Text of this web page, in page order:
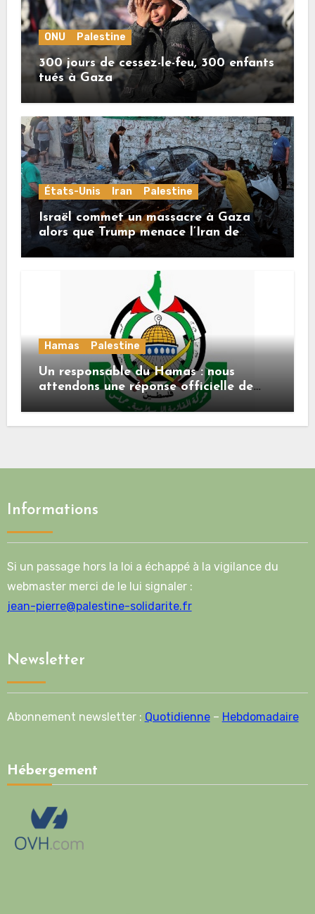
ONU Palestine
300 jours de cessez-le-feu, 300 enfants
tués à Gaza
États-Unis Iran Palestine
Israël commet un massacre à Gaza
alors que Trump menace l’Iran de
«décapitation»
Hamas Palestine
Un responsable du Hamas : nous
attendons une réponse officielle de
Mladenov concernant la feuille de
route de la deuxième phase de l’accord
Informations
Si un passage hors la loi a échappé à la vigilance du
webmaster merci de le lui signaler :
jean-pierre@palestine-solidarite.fr
Newsletter
Abonnement newsletter : Quotidienne– Hebdomadaire
Hébergement